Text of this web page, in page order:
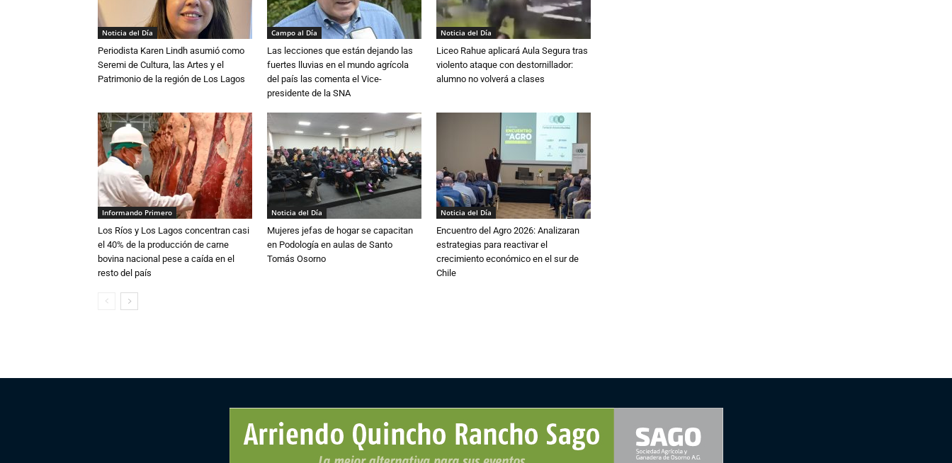
Noticia del Día
Periodista Karen Lindh asumió como
Seremi de Cultura, las Artes y el
Patrimonio de la región de Los Lagos
Campo al Día
Las lecciones que están dejando las
fuertes lluvias en el mundo agrícola
del país las comenta el Vice-
presidente de la SNA
Noticia del Día
Liceo Rahue aplicará Aula Segura tras
violento ataque con destornillador:
alumno no volverá a clases
Informando Primero
Los Ríos y Los Lagos concentran casi
el 40% de la producción de carne
bovina nacional pese a caída en el
resto del país
Noticia del Día
Mujeres jefas de hogar se capacitan
en Podología en aulas de Santo
Tomás Osorno
Noticia del Día
Encuentro del Agro 2026: Analizaran
estrategias para reactivar el
crecimiento económico en el sur de
Chile